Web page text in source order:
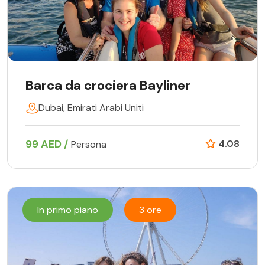
Barca da crociera Bayliner
Dubai, Emirati Arabi Uniti
99 AED / Persona 4.08
In primo piano 3 ore